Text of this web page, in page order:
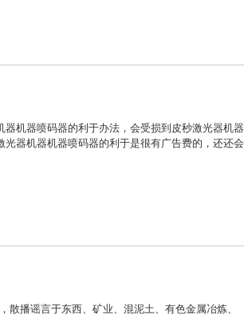
机器喷码器的利于办法，会受损到皮秒激光器机器
器机器机器喷码器的利于是很有广告费的，还还会
播谣言于东西、矿业、混泥土、有色金属冶炼、